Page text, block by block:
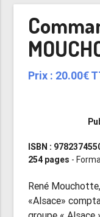
Prix : 20.00€
ISBN :
254 pages -
René
«Alsace»